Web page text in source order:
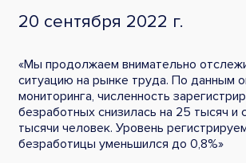
20 сентября 2022 г.
«Мы продолжаем внимательно
ситуацию на рынке труда. По данным
мониторинга, численность
безработных снизилась на 25 тысяч и
тысячи человек. Уровень
безработицы уменьшился до 0,8%»